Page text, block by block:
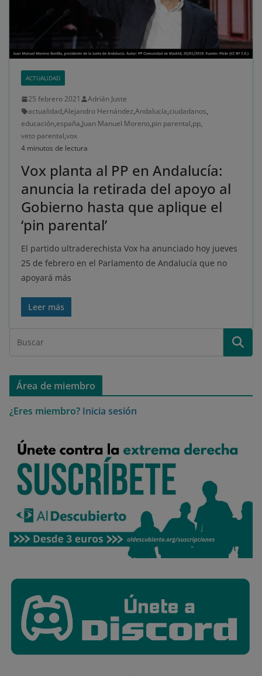
ACTUALIDAD
25 febrero 2021
Adrián Juste
actualidad,Alejandro Hernández,Andalucía,ciudadanos,
educación,españa,Juan Manuel Moreno,pin parental,pp,
veto parental,vox
4 minutos de lectura
Vox planta al PP en Andalucía:
anuncia la retirada del apoyo al
Gobierno hasta que aplique el
‘pin parental’
El partido ultraderechista Vox ha anunciado hoy jueves
25 de febrero en el Parlamento de Andalucía que no
apoyará más
Leer más
Área de miembro
¿Eres miembro? Inicia sesión